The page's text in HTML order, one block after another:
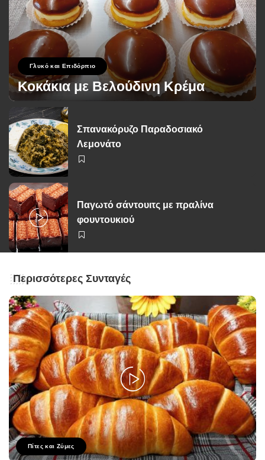
Γλυκό και Επιδόρπιο
Κοκάκια με Βελούδινη Κρέμα
Posted
by
George Zolis 19 Σεπτεμβρίου 2024
Σπανακόρυζο Παραδοσιακό
Λεμονάτο
Παγωτό σάντουιτς με πραλίνα
φουντουκιού
Περισσότερες Συνταγές
Πίτες και Ζύμες